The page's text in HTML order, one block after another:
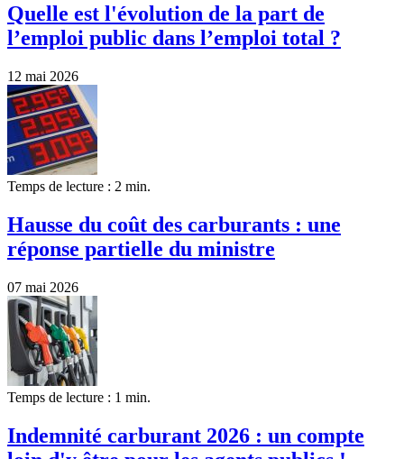
Quelle est l'évolution de la part de
l’emploi public dans l’emploi total ?
12 mai 2026
Temps de lecture : 2 min.
Hausse du coût des carburants : une
réponse partielle du ministre
07 mai 2026
Temps de lecture : 1 min.
Indemnité carburant 2026 : un compte